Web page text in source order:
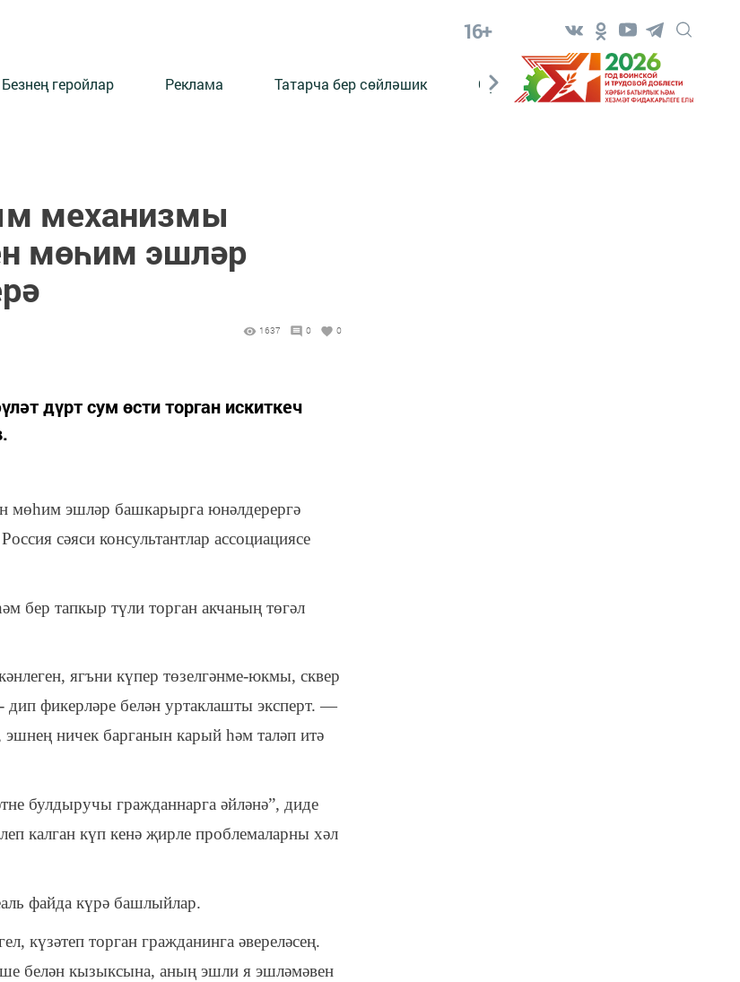
16+
Безнең геройлар Реклама Татарча бер сөйләшик Сүз тарихы Яшь хәбәрче
механизмы
мөһим эшләр
1637 0 0
дүрт сум өсти торган искиткеч
мөһим эшләр башкарырга юнәлдерергә
сәяси консультантлар ассоциациясе
бер тапкыр түли торган акчаның төгәл
ягъни күпер төзелгәнме-юкмы, сквер
дип фикерләре белән уртаклашты эксперт. —
ничек барганын карый һәм таләп итә
булдыручы гражданнарга әйләнә”, диде
калган күп кенә җирле проблемаларны хәл
файда күрә башлыйлар.
күзәтеп торган гражданинга әвереләсең.
белән кызыксына, аның эшли я эшләмәвен